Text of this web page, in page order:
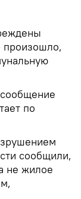
произошло,
по
сообщили,
не жилое